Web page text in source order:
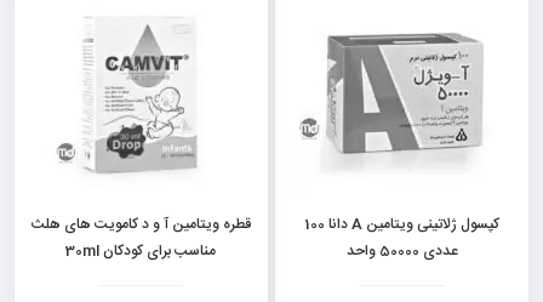
کپسول ژلاتینی ویتامین A دانا 100
عددی 50000 واحد
قطره ویتامین آ و د کامویت های هلث
مناسب برای کودکان 30ml